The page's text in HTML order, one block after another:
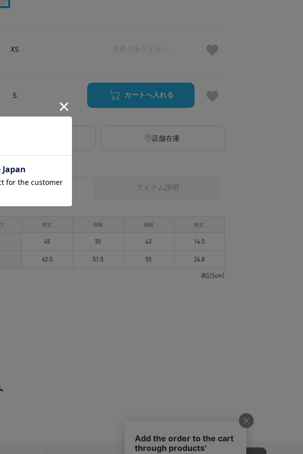
XS
S カートへ入れる
店舗在庫
アイテムサイズ アイテム説明
着丈 肩幅 身幅 袖丈
45 35 43 14.5
62.5 51.5 55
24.8
表記(cm)